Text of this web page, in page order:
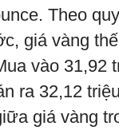
Theo
giá vàng
vào 31,92
ra 32,12
giá vàng